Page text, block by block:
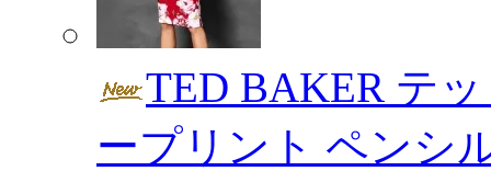
TED BAKER テ
ープリント ペンシ